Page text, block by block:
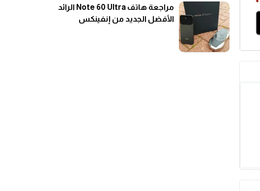
مراجعة هاتف Note 60 Ultra الرائد
الأفضل الجديد من إنفينكس